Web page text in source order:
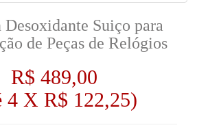
Desoxidante Suiço para
de Peças de Relógios
R$ 489,00
4 X R$ 122,25)